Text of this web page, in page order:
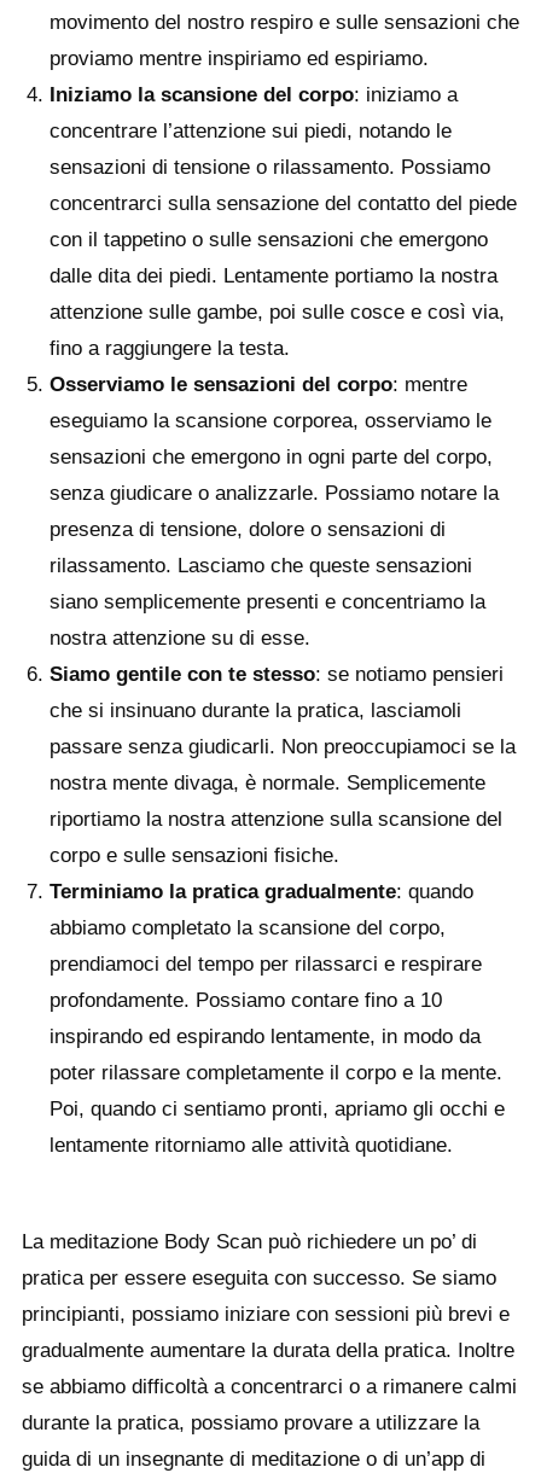
movimento del nostro respiro e sulle sensazioni che
proviamo mentre inspiriamo ed espiriamo.
Iniziamo la scansione del corpo: iniziamo a
concentrare l’attenzione sui piedi, notando le
sensazioni di tensione o rilassamento. Possiamo
concentrarci sulla sensazione del contatto del piede
con il tappetino o sulle sensazioni che emergono
dalle dita dei piedi. Lentamente portiamo la nostra
attenzione sulle gambe, poi sulle cosce e così via,
fino a raggiungere la testa.
Osserviamo le sensazioni del corpo: mentre
eseguiamo la scansione corporea, osserviamo le
sensazioni che emergono in ogni parte del corpo,
senza giudicare o analizzarle. Possiamo notare la
presenza di tensione, dolore o sensazioni di
rilassamento. Lasciamo che queste sensazioni
siano semplicemente presenti e concentriamo la
nostra attenzione su di esse.
Siamo gentile con te stesso: se notiamo pensieri
che si insinuano durante la pratica, lasciamoli
passare senza giudicarli. Non preoccupiamoci se la
nostra mente divaga, è normale. Semplicemente
riportiamo la nostra attenzione sulla scansione del
corpo e sulle sensazioni fisiche.
Terminiamo la pratica gradualmente: quando
abbiamo completato la scansione del corpo,
prendiamoci del tempo per rilassarci e respirare
profondamente. Possiamo contare fino a 10
inspirando ed espirando lentamente, in modo da
poter rilassare completamente il corpo e la mente.
Poi, quando ci sentiamo pronti, apriamo gli occhi e
lentamente ritorniamo alle attività quotidiane.
La meditazione Body Scan può richiedere un po’ di
pratica per essere eseguita con successo. Se siamo
principianti, possiamo iniziare con sessioni più brevi e
gradualmente aumentare la durata della pratica. Inoltre
se abbiamo difficoltà a concentrarci o a rimanere calmi
durante la pratica, possiamo provare a utilizzare la
guida di un insegnante di meditazione o di un’app di